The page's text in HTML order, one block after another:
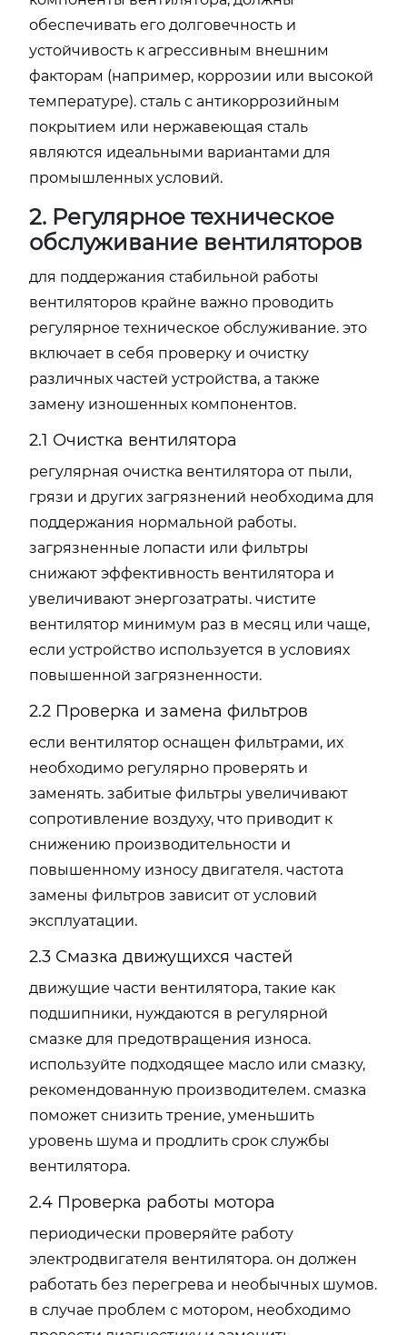
обеспечивать его долговечность и
устойчивость к агрессивным внешним
факторам (например, коррозии или высокой
температуре). сталь с антикоррозийным
покрытием или нержавеющая сталь
являются идеальными вариантами для
промышленных условий.
2. Регулярное техническое
обслуживание вентиляторов
для поддержания стабильной работы
вентиляторов крайне важно проводить
регулярное техническое обслуживание. это
включает в себя проверку и очистку
различных частей устройства, а также
замену изношенных компонентов.
2.1 Очистка вентилятора
регулярная очистка вентилятора от пыли,
грязи и других загрязнений необходима для
поддержания нормальной работы.
загрязненные лопасти или фильтры
снижают эффективность вентилятора и
увеличивают энергозатраты. чистите
вентилятор минимум раз в месяц или чаще,
если устройство используется в условиях
повышенной загрязненности.
2.2 Проверка и замена фильтров
если вентилятор оснащен фильтрами, их
необходимо регулярно проверять и
заменять. забитые фильтры увеличивают
сопротивление воздуху, что приводит к
снижению производительности и
повышенному износу двигателя. частота
замены фильтров зависит от условий
эксплуатации.
2.3 Смазка движущихся частей
движущие части вентилятора, такие как
подшипники, нуждаются в регулярной
смазке для предотвращения износа.
используйте подходящее масло или смазку,
рекомендованную производителем. смазка
поможет снизить трение, уменьшить
уровень шума и продлить срок службы
вентилятора.
2.4 Проверка работы мотора
периодически проверяйте работу
электродвигателя вентилятора. он должен
работать без перегрева и необычных шумов.
в случае проблем с мотором, необходимо